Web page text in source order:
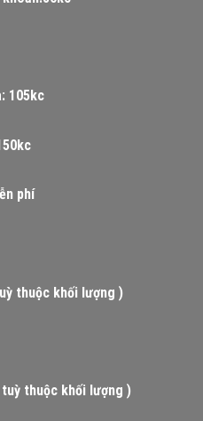
105kc
phí
thuộc khối lượng )
thuộc khối lượng )